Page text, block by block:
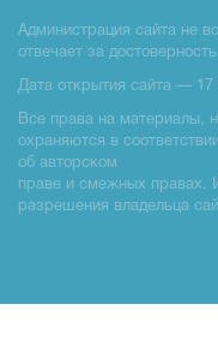
Администрация сайта не
отвечает за
Дата открытия сайта — 17
Все права на материалы,
охраняются в
об авторском
праве и смежных правах.
разрешения владельца